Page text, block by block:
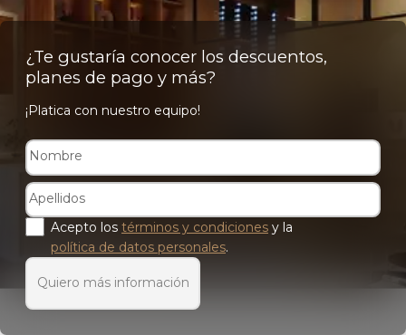
¿Te gustaría conocer los descuentos,
planes de pago y más?
¡Platica con nuestro equipo!
Acepto los términos y condiciones y la
política de datos personales.
Quiero más información